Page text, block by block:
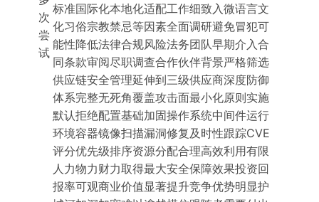
次
尝
试
标准国际化本地化适配工作细致入微语言文
化习俗宗教禁忌等因素全面调研避免冒犯可
能性降低法律合规风险法务团队早期介入合
同条款审阅尽职调查合作伙伴背景严格筛选
供应链安全管理延伸到三级供应商深度防御
体系完整无死角覆盖攻击面最小化原则实施
默认拒绝配置基础加固操作系统中间件运行
环境容器镜像扫描漏洞修复及时性跟踪CVE
评分优先级排序资源分配合理高效利用有限
人力物力财力取得最大安全保障效果投资回
报率可观商业价值显著提升竞争优势明显护